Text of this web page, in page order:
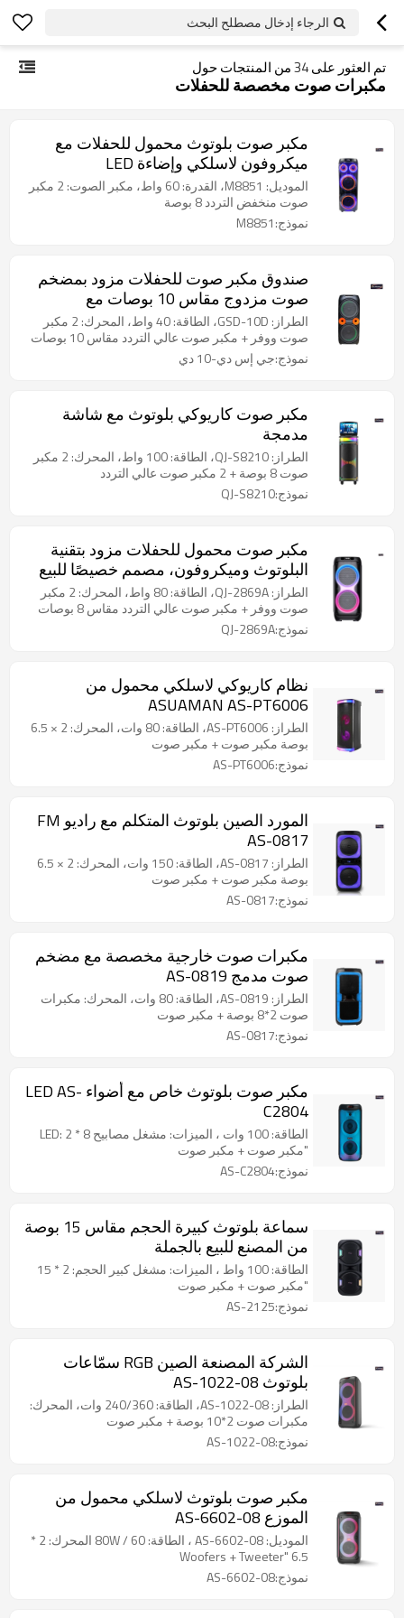
الرجاء إدخال مصطلح البحث
تم العثور على34من المنتجات حول
مكبرات صوت مخصصة للحفلات
مكبر صوت بلوتوث محمول للحفلات مع
ميكروفون لاسلكي وإضاءة LED
الموديل: M8851، القدرة: 60 واط، مكبر الصوت: 2 مكبر
صوت منخفض التردد 8 بوصة
نموذج:M8851
صندوق مكبر صوت للحفلات مزود بمضخم
صوت مزدوج مقاس 10 بوصات مع
ميكروفونين لاسلكيين
الطراز: GSD-10D، الطاقة: 40 واط، المحرك: 2 مكبر
صوت ووفر + مكبر صوت عالي التردد مقاس 10 بوصات
نموذج:جي إس دي-10 دي
مكبر صوت كاريوكي بلوتوث مع شاشة
مدمجة
الطراز: QJ-S8210، الطاقة: 100 واط، المحرك: 2 مكبر
صوت 8 بوصة + 2 مكبر صوت عالي التردد
نموذج:QJ-S8210
مكبر صوت محمول للحفلات مزود بتقنية
البلوتوث وميكروفون، مصمم خصيصًا للبيع
بالجملة
الطراز: QJ-2869A، الطاقة: 80 واط، المحرك: 2 مكبر
صوت ووفر + مكبر صوت عالي التردد مقاس 8 بوصات
نموذج:QJ-2869A
نظام كاريوكي لاسلكي محمول من
ASUAMAN AS-PT6006
الطراز: AS-PT6006، الطاقة: 80 وات، المحرك: 2 × 6.5
بوصة مكبر صوت + مكبر صوت
نموذج:AS-PT6006
المورد الصين بلوتوث المتكلم مع راديو FM
AS-0817
الطراز: AS-0817، الطاقة: 150 وات، المحرك: 2 × 6.5
بوصة مكبر صوت + مكبر صوت
نموذج:AS-0817
مكبرات صوت خارجية مخصصة مع مضخم
صوت مدمج AS-0819
الطراز: AS-0819، الطاقة: 80 وات، المحرك: مكبرات
صوت 2*8 بوصة + مكبر صوت
نموذج:AS-0817
مكبر صوت بلوتوث خاص مع أضواء LED AS-
C2804
الطاقة: 100 وات ، الميزات: مشغل مصابيح LED: 2 * 8
"مكبر صوت + مكبر صوت
نموذج:AS-C2804
سماعة بلوتوث كبيرة الحجم مقاس 15 بوصة
من المصنع للبيع بالجملة
الطاقة: 100 واط ، الميزات: مشغل كبير الحجم: 2 * 15
"مكبر صوت + مكبر صوت
نموذج:AS-2125
الشركة المصنعة الصين RGB سمّاعات
بلوتوث AS-1022-08
الطراز: AS-1022-08، الطاقة: 240/360 وات، المحرك:
مكبرات صوت 2*10 بوصة + مكبر صوت
نموذج:AS-1022-08
مكبر صوت بلوتوث لاسلكي محمول من
الموزع AS-6602-08
الموديل: AS-6602-08 ، الطاقة: 60 / 80W المحرك: 2 *
6.5 "Woofers + Tweeter
نموذج:AS-6602-08